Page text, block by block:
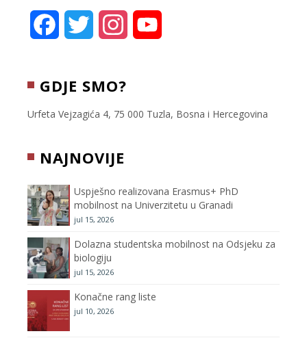
c
e
o
o
k
i
t
e
r
t
r
T
e
GDJE SMO?
Urfeta Vejzagića 4, 75 000 Tuzla, Bosna i Hercegovina
NAJNOVIJE
Uspješno realizovana Erasmus+ PhD
mobilnost na Univerzitetu u Granadi
jul 15, 2026
Dolazna studentska mobilnost na Odsjeku za
biologiju
jul 15, 2026
Konačne rang liste
jul 10, 2026